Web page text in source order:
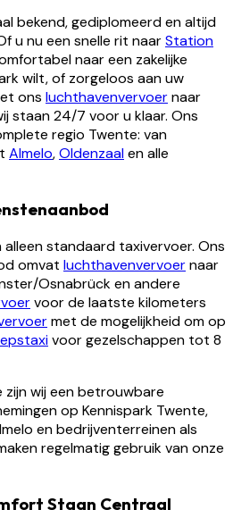
bekend, gediplomeerd en altijd
u nu een snelle rit naarStation
naar een zakelijke
wilt, of zorgeloos aan uw
ons luchthavenvervoernaar
staan 24/7 voor u klaar. Ons
regio Twente: van
Almelo,Oldenzaalen alle
alleen standaard taxivervoer. Ons
omvat luchthavenvervoernaar
Osnabrück en andere
voor de laatste kilometers
met de mogelijkheid om op
voor gezelschappen tot 8
wij een betrouwbare
op Kennispark Twente,
en bedrijventerreinen als
regelmatig gebruik van onze
Staan Centraal